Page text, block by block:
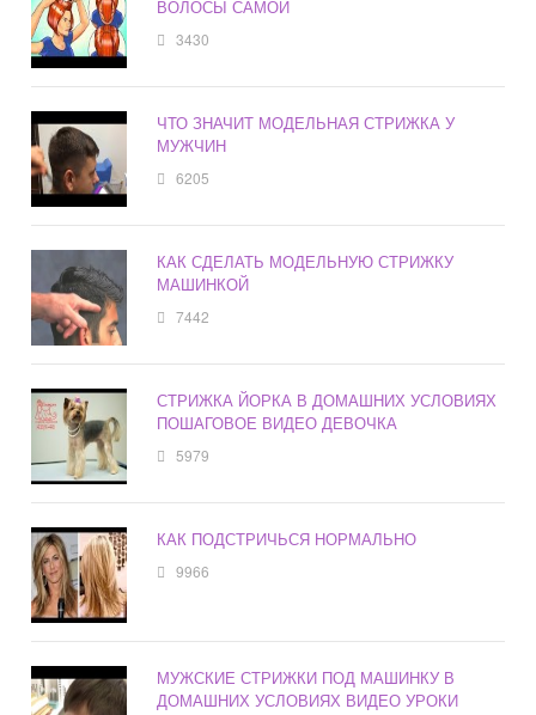
ВОЛОСЫ САМОЙ
3430
ЧТО ЗНАЧИТ МОДЕЛЬНАЯ СТРИЖКА У
МУЖЧИН
6205
КАК СДЕЛАТЬ МОДЕЛЬНУЮ СТРИЖКУ
МАШИНКОЙ
7442
СТРИЖКА ЙОРКА В ДОМАШНИХ УСЛОВИЯХ
ПОШАГОВОЕ ВИДЕО ДЕВОЧКА
5979
КАК ПОДСТРИЧЬСЯ НОРМАЛЬНО
9966
МУЖСКИЕ СТРИЖКИ ПОД МАШИНКУ В
ДОМАШНИХ УСЛОВИЯХ ВИДЕО УРОКИ